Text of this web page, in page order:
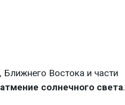
Востока и части
солнечного света.